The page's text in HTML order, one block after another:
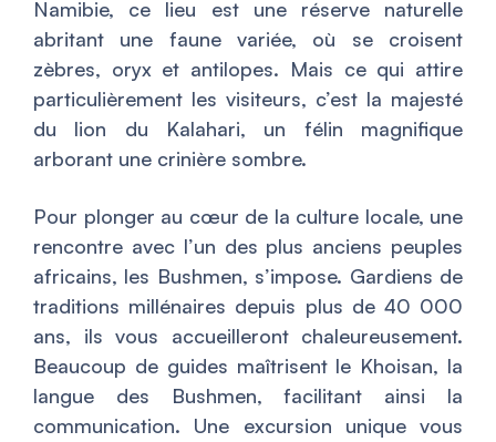
Namibie, ce lieu est une réserve naturelle
abritant une faune variée, où se croisent
zèbres, oryx et antilopes. Mais ce qui attire
particulièrement les visiteurs, c’est la majesté
du lion du Kalahari, un félin magnifique
arborant une crinière sombre.
Pour plonger au cœur de la culture locale, une
rencontre avec l’un des plus anciens peuples
africains, les Bushmen, s’impose. Gardiens de
traditions millénaires depuis plus de 40 000
ans, ils vous accueilleront chaleureusement.
Beaucoup de guides maîtrisent le Khoisan, la
langue des Bushmen, facilitant ainsi la
communication. Une excursion unique vous